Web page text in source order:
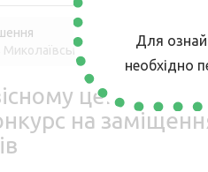
області
центрі МВС
на
Для
необхідно